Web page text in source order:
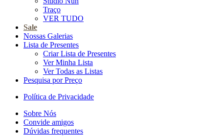
Traço
VER TUDO
Sale
Nossas Galerias
Lista de Presentes
Criar Lista de Presentes
Ver Minha Lista
Ver Todas as Listas
Pesquisa por Preço
Política de Privacidade
Sobre Nós
Convide amigos
Dúvidas frequentes